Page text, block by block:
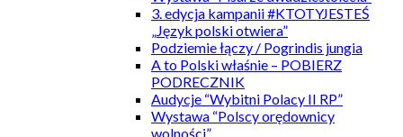
3. edycja kampanii #KTOTYJESTEŚ
„Język polski otwiera”
Podziemie łączy / Pogrindis jungia
A to Polski właśnie – POBIERZ
PODRECZNIK
Audycje “Wybitni Polacy II RP”
Wystawa “Polscy orędownicy
wolności”